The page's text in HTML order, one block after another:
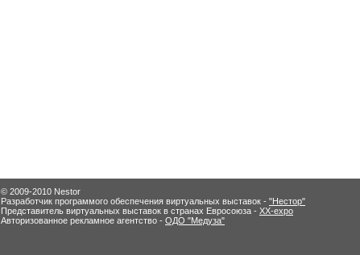
© 2009-2010 Nestor
Разработчик программого обеспечения виртуальных выставок - "Нестор"
Представитель виртуальных выставок в странах Евросоюза - XX-expo
Авторизованное рекламное агентство - ОДО "Медуза"